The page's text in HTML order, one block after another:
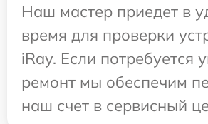
Наш мастер приедет в
время для проверки
iRay. Если потребуется
ремонт мы обеспечим
наш счет в сервисный